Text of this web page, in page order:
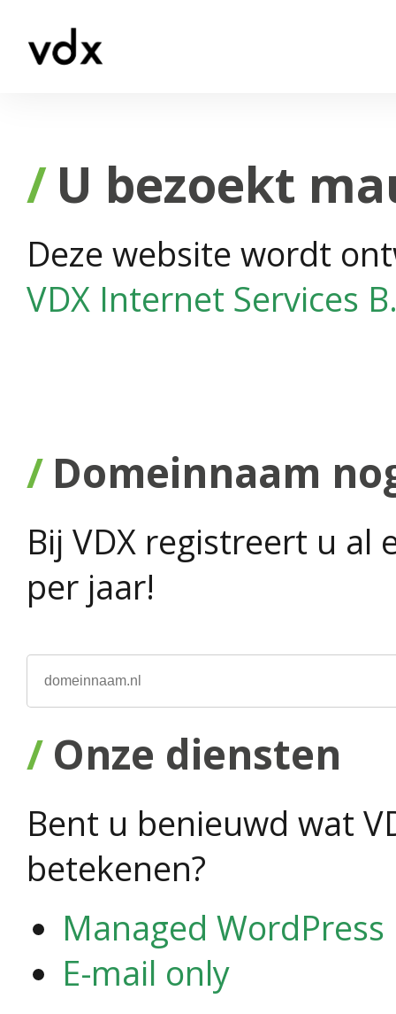
U bezoekt
Deze website wordt
VDX Internet Services
Domeinnaam
Bij VDX registreert u al
per jaar!
Onze diensten
Bent u benieuwd wat
betekenen?
Managed WordPress
E-mail only